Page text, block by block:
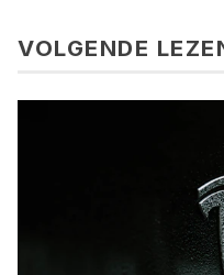
VOLGENDE